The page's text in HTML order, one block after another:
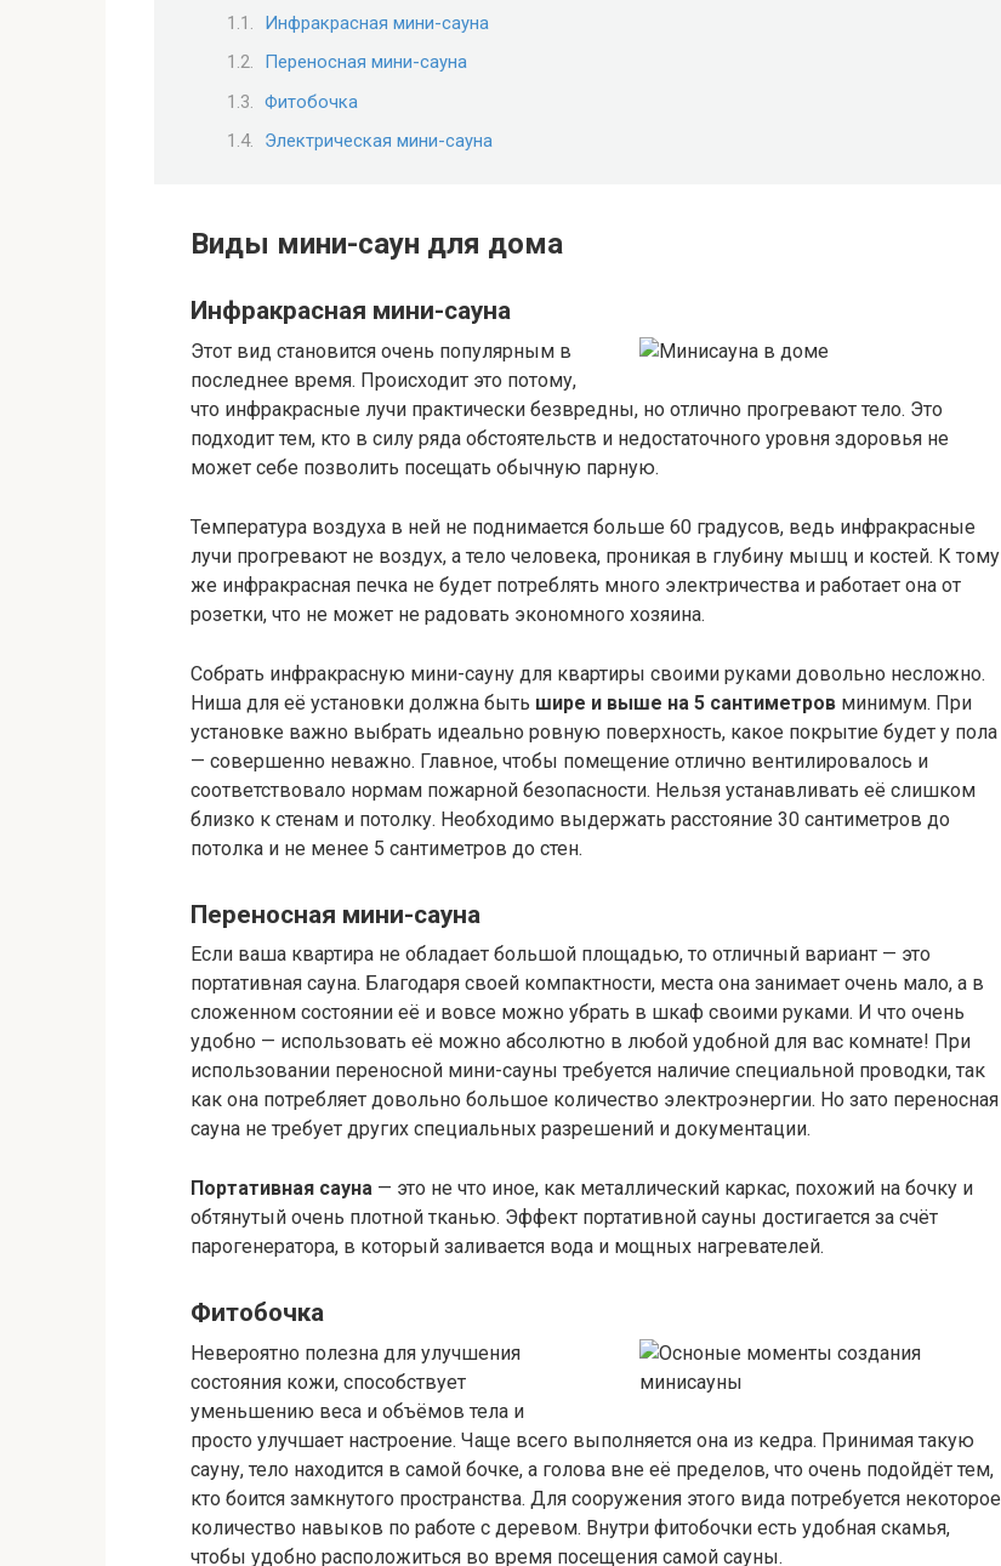
Инфракрасная мини-сауна
Переносная мини-сауна
Фитобочка
Электрическая мини-сауна
Виды мини-саун для дома
Инфракрасная мини-сауна
Этот вид становится очень популярным в
последнее время. Происходит это потому,
что инфракрасные лучи практически безвредны, но отлично прогревают тело. Это
подходит тем, кто в силу ряда обстоятельств и недостаточного уровня здоровья не
может себе позволить посещать обычную парную.
Температура воздуха в ней не поднимается больше 60 градусов, ведь инфракрасные
лучи прогревают не воздух, а тело человека, проникая в глубину мышц и костей. К тому
же инфракрасная печка не будет потреблять много электричества и работает она от
розетки, что не может не радовать экономного хозяина.
Собрать инфракрасную мини-сауну для квартиры своими руками довольно несложно.
Ниша для её установки должна быть шире и выше на 5 сантиметров минимум. При
установке важно выбрать идеально ровную поверхность, какое покрытие будет у пола
— совершенно неважно. Главное, чтобы помещение отлично вентилировалось и
соответствовало нормам пожарной безопасности. Нельзя устанавливать её слишком
близко к стенам и потолку. Необходимо выдержать расстояние 30 сантиметров до
потолка и не менее 5 сантиметров до стен.
Переносная мини-сауна
Если ваша квартира не обладает большой площадью, то отличный вариант — это
портативная сауна. Благодаря своей компактности, места она занимает очень мало, а в
сложенном состоянии её и вовсе можно убрать в шкаф своими руками. И что очень
удобно — использовать её можно абсолютно в любой удобной для вас комнате! При
использовании переносной мини-сауны требуется наличие специальной проводки, так
как она потребляет довольно большое количество электроэнергии. Но зато переносная
сауна не требует других специальных разрешений и документации.
Портативная сауна — это не что иное, как металлический каркас, похожий на бочку и
обтянутый очень плотной тканью. Эффект портативной сауны достигается за счёт
парогенератора, в который заливается вода и мощных нагревателей.
Фитобочка
Невероятно полезна для улучшения
состояния кожи, способствует
уменьшению веса и объёмов тела и
просто улучшает настроение. Чаще всего выполняется она из кедра. Принимая такую
сауну, тело находится в самой бочке, а голова вне её пределов, что очень подойдёт тем,
кто боится замкнутого пространства. Для сооружения этого вида потребуется некоторое
количество навыков по работе с деревом. Внутри фитобочки есть удобная скамья,
чтобы удобно расположиться во время посещения самой сауны.